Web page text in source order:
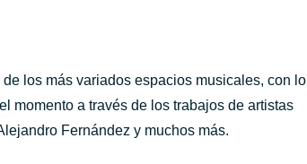
los más variados espacios musicales, con lo
momento a través de los trabajos de artistas
Fernández y muchos más.